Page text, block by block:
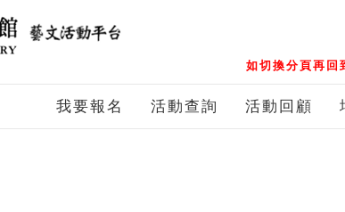
如切換分頁再回
我要報名 活動查詢 活動回顧